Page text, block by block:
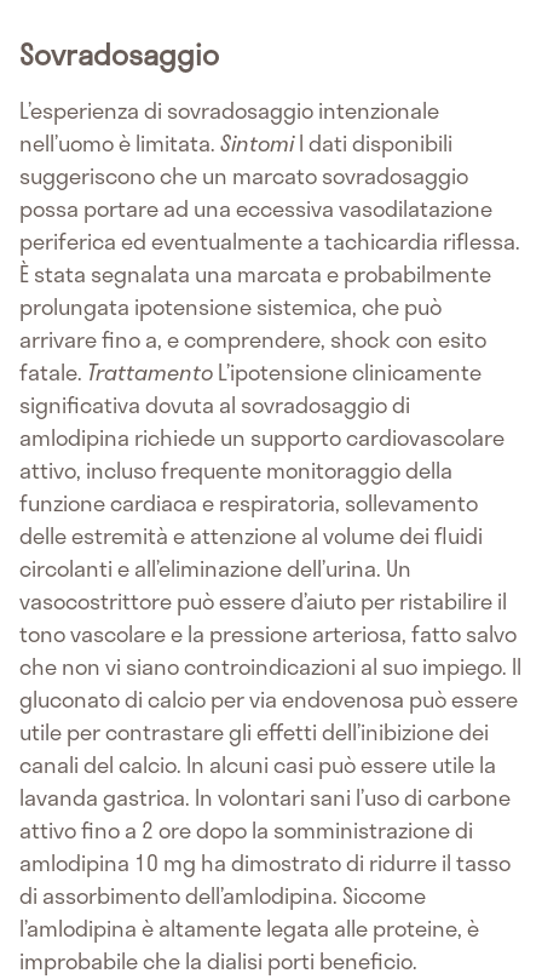
Sovradosaggio
L’esperienza di sovradosaggio intenzionale
nell’uomo è limitata.SintomiI dati disponibili
suggeriscono che un marcato sovradosaggio
possa portare ad una eccessiva vasodilatazione
periferica ed eventualmente a tachicardia riflessa.
È stata segnalata una marcata e probabilmente
prolungata ipotensione sistemica, che può
arrivare fino a, e comprendere, shock con esito
fatale. TrattamentoL’ipotensione clinicamente
significativa dovuta al sovradosaggio di
amlodipina richiede un supporto cardiovascolare
attivo, incluso frequente monitoraggio della
funzione cardiaca e respiratoria, sollevamento
delle estremità e attenzione al volume dei fluidi
circolanti e all’eliminazione dell’urina. Un
vasocostrittore può essere d’aiuto per ristabilire il
tono vascolare e la pressione arteriosa, fatto salvo
che non vi siano controindicazioni al suo impiego. Il
gluconato di calcio per via endovenosa può essere
utile per contrastare gli effetti dell’inibizione dei
canali del calcio. In alcuni casi può essere utile la
lavanda gastrica. In volontari sani l’uso di carbone
attivo fino a 2 ore dopo la somministrazione di
amlodipina 10 mg ha dimostrato di ridurre il tasso
di assorbimento dell’amlodipina. Siccome
l’amlodipina è altamente legata alle proteine, è
improbabile che la dialisi porti beneficio.